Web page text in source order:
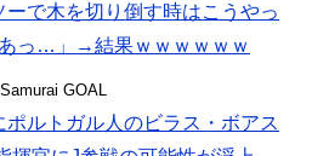
で木を切り倒す時はこうやっ
っ…」→結果ｗｗｗｗｗｗ
GOAL
ルトガル人のビラス・ボアス